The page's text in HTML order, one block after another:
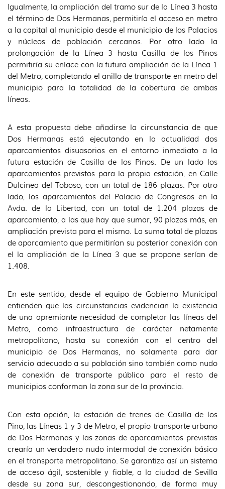
Igualmente, la ampliación del tramo sur de la Línea 3 hasta
el término de Dos Hermanas, permitiría el acceso en metro
a la capital al municipio desde el municipio de los Palacios
y núcleos de población cercanos. Por otro lado la
prolongación de la Línea 3 hasta Casilla de los Pinos
permitiría su enlace con la futura ampliación de la Línea 1
del Metro, completando el anillo de transporte en metro del
municipio para la totalidad de la cobertura de ambas
líneas.
A esta propuesta debe añadirse la circunstancia de que
Dos Hermanas está ejecutando en la actualidad dos
aparcamientos disuasorios en el entorno inmediato a la
futura estación de Casilla de los Pinos. De un lado los
aparcamientos previstos para la propia estación, en Calle
Dulcinea del Toboso, con un total de 186 plazas. Por otro
lado, los aparcamientos del Palacio de Congresos en la
Avda. de la Libertad, con un total de 1.204 plazas de
aparcamiento, a las que hay que sumar, 90 plazas más, en
ampliación prevista para el mismo. La suma total de plazas
de aparcamiento que permitirían su posterior conexión con
el la ampliación de la Línea 3 que se propone serían de
1.408.
En este sentido, desde el equipo de Gobierno Municipal
entienden que las circunstancias evidencian la existencia
de una apremiante necesidad de completar las líneas del
Metro, como infraestructura de carácter netamente
metropolitano, hasta su conexión con el centro del
municipio de Dos Hermanas, no solamente para dar
servicio adecuado a su población sino también como nudo
de conexión de transporte público para el resto de
municipios conforman la zona sur de la provincia.
Con esta opción, la estación de trenes de Casilla de los
Pino, las Líneas 1 y 3 de Metro, el propio transporte urbano
de Dos Hermanas y las zonas de aparcamientos previstas
crearía un verdadero nudo intermodal de conexión básico
en el transporte metropolitano. Se garantiza así un sistema
de acceso ágil, sostenible y fiable, a la ciudad de Sevilla
desde su zona sur, descongestionando, de forma muy